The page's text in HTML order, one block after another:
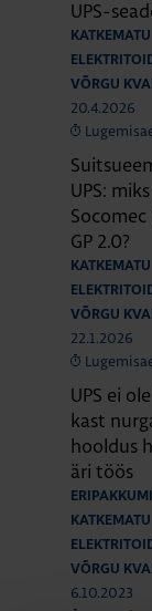
UPS-
KATKEMATU
VÕRGU
20.4.2026
UPS:
GP 2.0?
KATKEMATU
VÕRGU
22.1.2026
UPS ei
kast
hooldus
äri töös
KATKEMATU
VÕRGU
6.10.2023